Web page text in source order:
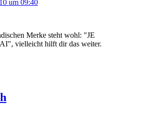
um 09:40
Merke steht wohl: "JE
vielleicht hilft dir das weiter.